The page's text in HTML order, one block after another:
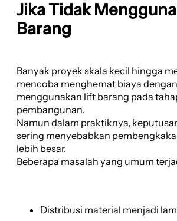
Jika Tidak
Barang
Banyak proyek skala kecil hingga
mencoba menghemat biaya
menggunakan lift barang pada
pembangunan.
Namun dalam praktiknya,
sering menyebabkan
lebih besar.
Beberapa masalah yang umum
Distribusi material menjadi